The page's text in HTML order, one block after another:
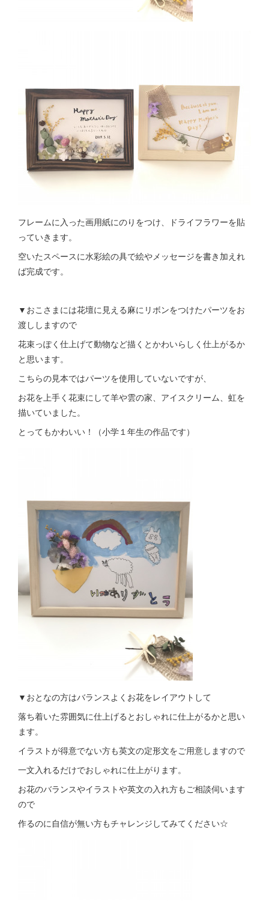
フレームに入った画用紙にのりをつけ、ドライフラワーを貼
っていきます。
空いたスペースに水彩絵の具で絵やメッセージを書き加えれ
ば完成です。
▼おこさまには花壇に見える麻にリボンをつけたパーツをお
渡ししますので
花束っぽく仕上げて動物など描くとかわいらしく仕上がるか
と思います。
こちらの見本ではパーツを使用していないですが、
お花を上手く花束にして羊や雲の家、アイスクリーム、虹を
描いていました。
とってもかわいい！（小学１年生の作品です）
▼おとなの方はバランスよくお花をレイアウトして
落ち着いた雰囲気に仕上げるとおしゃれに仕上がるかと思い
ます。
イラストが得意でない方も英文の定形文をご用意しますので
一文入れるだけでおしゃれに仕上がります。
お花のバランスやイラストや英文の入れ方もご相談伺います
ので
作るのに自信が無い方もチャレンジしてみてください☆